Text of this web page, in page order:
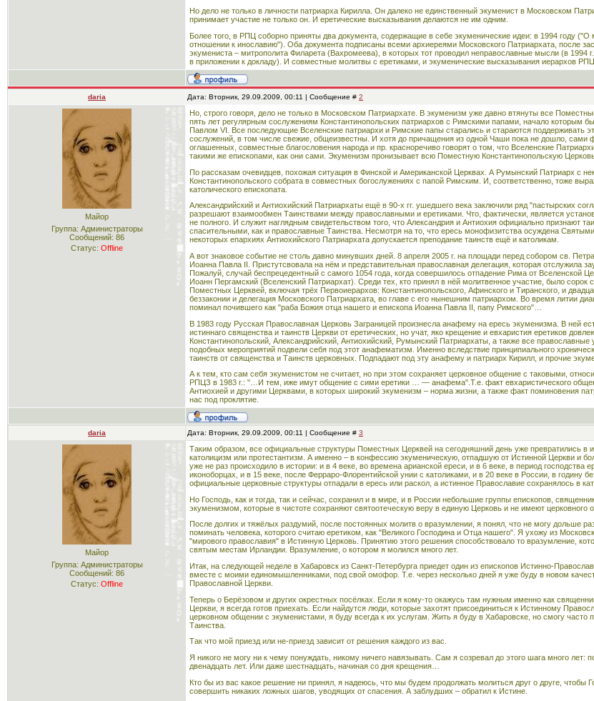
Но дело не только в личности патриарха Кирилла. Он далеко не единственный экуменист в Московском
принимает участие не только он. И еретические высказывания делаются не им одним.
Более того, в РПЦ соборно приняты два документа, содержащие в себе экуменические идеи: в 1994 году
отношении к инославию"). Оба документа подписаны всеми архиереями Московского Патриархата, после
экумениста – митрополита Филарета (Вахромеева), в которых тот проводил неправославные мысли (в 1994 г.
в приложении к докладу). И совместные молитвы с еретиками, и экуменические высказывания иерархов
daria Дата: Вторник, 29.09.2009, 00:11 | Сообщение # 2
Майор
Группа: Администраторы
Сообщений: 86
Статус: Offline
Но, строго говоря, дело не только в Московском Патриархате. В экуменизм уже давно втянуты все
пять лет регулярным сослужениям Константинопольских патриархов с Римскими папами, начало которым
Павлом VI. Все последующие Вселенские патриархи и Римские папы старались и стараются поддерживать
сослужений, в том числе свежие, общеизвестны. И хотя до причащения из одной Чаши пока не дошло, сами
оглашенных, совместные благословения народа и пр. красноречиво говорят о том, что Вселенские
такими же епископами, как они сами. Экуменизм пронизывает всю Поместную Константинопольскую
По рассказам очевидцев, похожая ситуация в Финской и Американской Церквах. А Румынский Патриарх с
Константинопольского собрата в совместных богослужениях с папой Римским. И, соответственно, тоже
католического епископата.
Александрийский и Антиохийский Патриархаты ещё в 90-х гг. ушедшего века заключили ряд "пастырских
разрешают взаимообмен Таинствами между православными и еретиками. Что, фактически, является
не полного. И служит наглядным свидетельством того, что Александрия и Антиохия официально признают
спасительными, как и православные Таинства. Несмотря на то, что ересь монофизитства осуждена
некоторых епархиях Антиохийского Патриархата допускается преподание таинств ещё и католикам.
А вот знаковое событие не столь давно минувших дней. 8 апреля 2005 г. на площади перед собором св.
Иоанна Павла II. Пристутсвовала на нём и представительная православная делегация, которая отслужила
Пожалуй, случай беспрецедентный с самого 1054 года, когда совершилось отпадение Рима от Вселенской
Иоанн Пергамский (Вселенский Патриархат). Среди тех, кто принял в нёй молитвенное участие, было сорок
Поместных Церквей, включая трёх Первоиерархов: Константинопольского, Афинского и Тиранского, и
беззаконии и делегация Московского Патриархата, во главе с его нынешним патриархом. Во время литии
поминал почившего как "раба Божия отца нашего и епископа Иоанна Павла II, папу Римского"…
В 1983 году Русская Православная Церковь Заграницей произнесла анафему на ересь экуменизма. В ней
истиннаго священства и таинств Церкви от еретических, но учат, яко крещение и евхаристия еретиков
Константинопольский, Александрийский, Антиохийский, Румынский Патриархаты, а также все православные
подобных мероприятий подвели себя под этот анафематизм. Именно вследствие принципиального
таинств от священства и Таинств церковных. Подпадают под эту анафему и патриарх Кирилл, и прочие
А к тем, кто сам себя экуменистом не считает, но при этом сохраняет церковное общение с таковыми,
РПЦЗ в 1983 г.: "…И тем, иже имут общение с сими еретики … — анафема".Т.е. факт евхаристического
Антиохией и другими Церквами, в которых широкий экуменизм – норма жизни, а также факт поминовения
нас под проклятие.
daria Дата: Вторник, 29.09.2009, 00:11 | Сообщение # 3
Майор
Группа: Администраторы
Сообщений: 86
Статус: Offline
Таким образом, все официальные структуры Поместных Церквей на сегодняшний день уже превратились в
католицизм или протестантизм. А именно – в конфессию экуменическую, отпадшую от Истинной Церкви и
уже не раз происходило в истории: и в 4 веке, во времена арианской ереси, и в 6 веке, в период господства
иконоборцах, и в 15 веке, после Ферраро-Флорентийской унии с католиками, и в 20 веке в России, в годину
официальные церковные структуры отпадали в ересь или раскол, а истинное Православие сохранялось в
Но Господь, как и тогда, так и сейчас, сохранил и в мире, и в России небольшие группы епископов,
экуменизмом, которые в чистоте сохраняют святоотеческую веру в единую Церковь и не имеют церковного
После долгих и тяжёлых раздумий, после постоянных молитв о вразумлении, я понял, что не могу дольше
поминать человека, которого считаю еретиком, как "Великого Господина и Отца нашего". Я ухожу из
"мирового православия" в Истинную Церковь. Принятию этого решения способствовало то вразумление,
святым местам Ирландии. Вразумление, о котором я молился много лет.
Итак, на следующей неделе в Хабаровск из Санкт-Петербурга приедет один из епископов Истинно-
вместе с моими единомышленниками, под свой омофор. Т.е. через несколько дней я уже буду в новом
Православной Церкви.
Теперь о Берёзовом и других окрестных посёлках. Если я кому-то окажусь там нужным именно как
Церкви, я всегда готов приехать. Если найдутся люди, которые захотят присоединиться к Истинному
церковном общении с экуменистами, я буду всегда к их услугам. Жить я буду в Хабаровске, но смогу часто
Таинства.
Так что мой приезд или не-приезд зависит от решения каждого из вас.
Я никого не могу ни к чему понуждать, никому ничего навязывать. Сам я созревал до этого шага много лет:
двенадцать лет. Или даже шестнадцать, начиная со дня крещения…
Кто бы из вас какое решение ни принял, я надеюсь, что мы будем продолжать молиться друг о друге, чтобы
совершить никаких ложных шагов, уводящих от спасения. А заблудших – обратил к Истине.